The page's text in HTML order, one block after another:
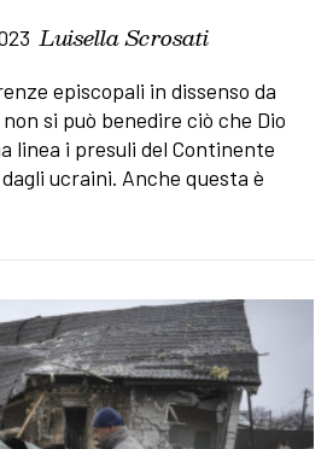
Luisella Scrosati
episcopali in dissenso da
si può benedire ciò che Dio
linea i presuli del Continente
ucraini. Anche questa è